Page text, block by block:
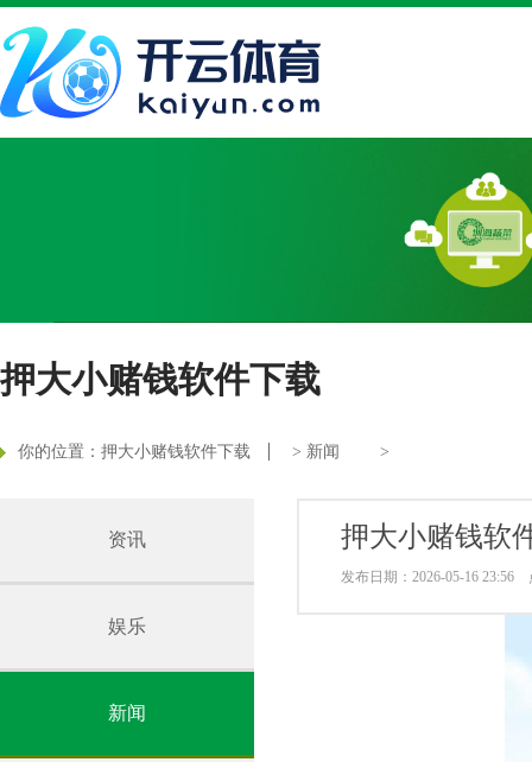
押大小赌钱软件下载
你的位置： 押大小赌钱软件下载 > 新闻 >
资讯
娱乐
新闻
押大小赌钱软
发布日期：2026-05-16 23:56